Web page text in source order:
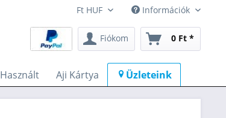
Információk
Fiókom 0 Ft *
Használt Aji Kártya Üzleteink